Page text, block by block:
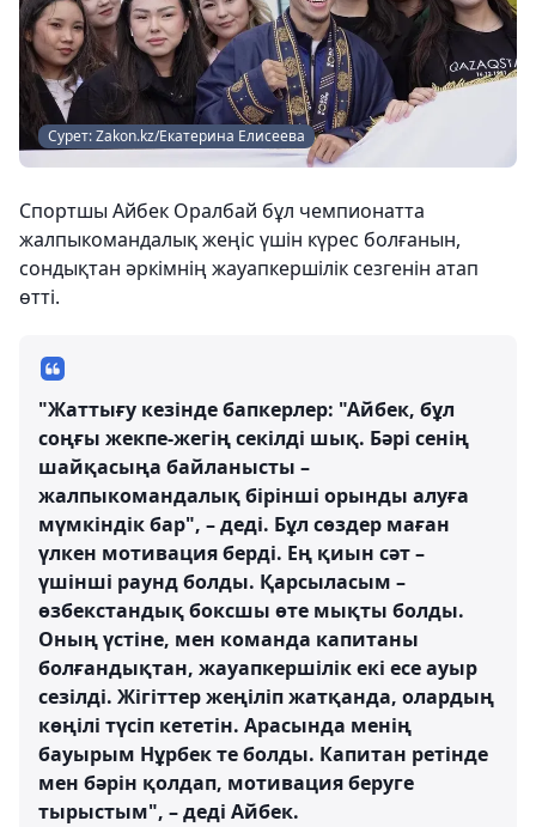
Сурет: Zakon.kz/Екатерина Елисеева
Спортшы Айбек Оралбай бұл чемпионатта
жалпыкомандалық жеңіс үшін күрес болғанын,
сондықтан әркімнің жауапкершілік сезгенін атап
өтті.
"Жаттығу кезінде бапкерлер: "Айбек, бұл
соңғы жекпе-жегің секілді шық. Бәрі сенің
шайқасыңа байланысты –
жалпыкомандалық бірінші орынды алуға
мүмкіндік бар", – деді. Бұл сөздер маған
үлкен мотивация берді. Ең қиын сәт –
үшінші раунд болды. Қарсыласым –
өзбекстандық боксшы өте мықты болды.
Оның үстіне, мен команда капитаны
болғандықтан, жауапкершілік екі есе ауыр
сезілді. Жігіттер жеңіліп жатқанда, олардың
көңілі түсіп кететін. Арасында менің
бауырым Нұрбек те болды. Капитан ретінде
мен бәрін қолдап, мотивация беруге
тырыстым", – деді Айбек.